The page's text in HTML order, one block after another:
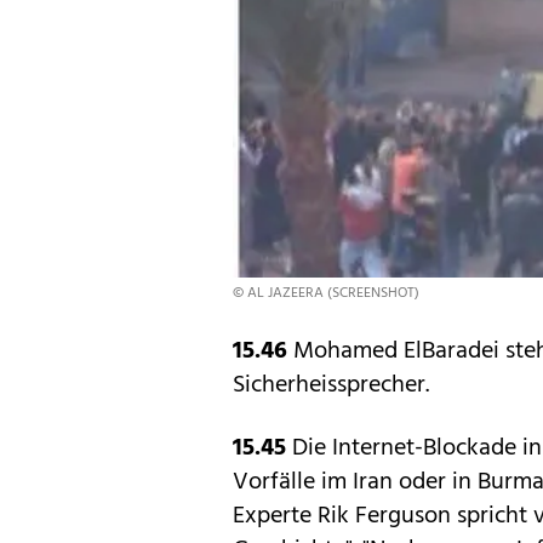
© AL JAZEERA (SCREENSHOT)
15.46Mohamed ElBaradei
Sicherheissprecher.
15.45Die Internet-Blockade
Vorfälle im Iran oder in
Experte Rik Ferguson